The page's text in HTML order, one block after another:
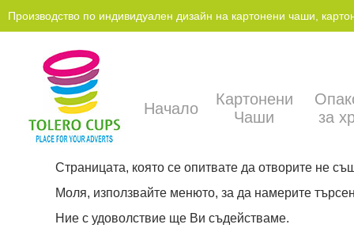
Производство по индивидуален дизайн на картонени чаши,
Начало
Картонени
Чаши
за
Страницата, която се опитвате да отворите не
Моля, използвайте менюто, за да намерите
Ние с удоволствие ще Ви съдействаме.